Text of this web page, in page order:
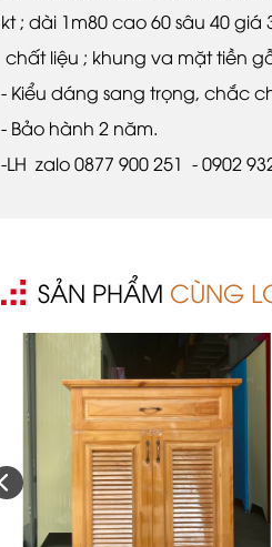
kt ; dài 1m80 cao 60 sâu 40 giá
chất liệu ; khung va mặt tiền
- Kiểu dáng sang trọng, chắc
- Bảo hành 2 năm.
-LH zalo 0877 900 251 - 0902
SẢN PHẨM CÙNG